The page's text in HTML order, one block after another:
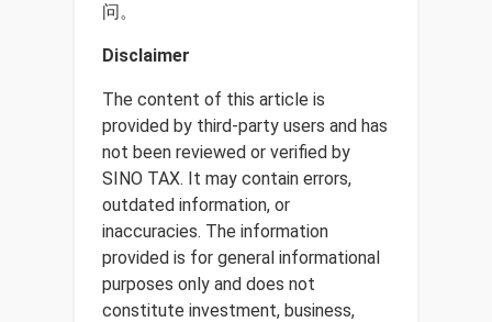
问。
Disclaimer
The content of this article is
provided by third-party users and has
not been reviewed or verified by
SINO TAX. It may contain errors,
outdated information, or
inaccuracies. The information
provided is for general informational
purposes only and does not
constitute investment, business,